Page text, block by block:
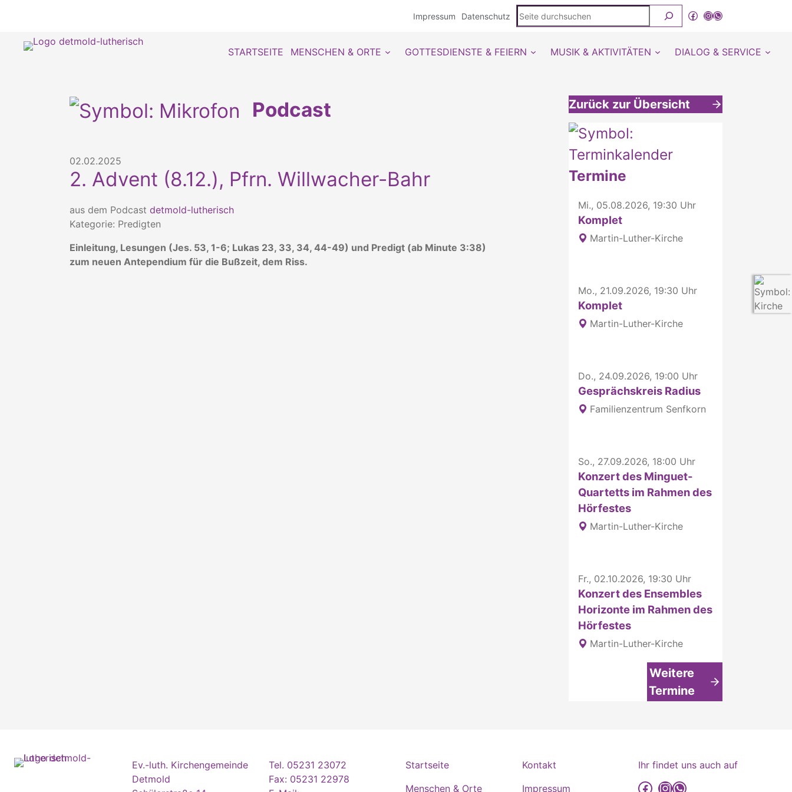
Impressum Datenschutz
Seite
durchsuchen
Facebook
Instagram
WhatsApp Kanal von detmold-lutherisch
STARTSEITE MENSCHEN & ORTE GOTTESDIENSTE & FEIERN MUSIK & AKTIVITÄTEN DIALOG & SERVICE
Podcast
02.02.2025
2. Advent (8.12.), Pfrn. Willwacher-Bahr
aus dem Podcastdetmold-lutherisch
Kategorie: Predigten
Einleitung, Lesungen (Jes. 53, 1-6; Lukas 23, 33, 34, 44-49) und Predigt (ab Minute 3:38)
zum neuen Antependium für die Bußzeit, dem Riss.
Zurück zur Übersicht
Weitere interessante Inhalte
Termine
Mi., 05.08.2026, 19:30 Uhr
Komplet
Martin-Luther-Kirche
Mo., 21.09.2026, 19:30 Uhr
Komplet
Martin-Luther-Kirche
Do., 24.09.2026, 19:00 Uhr
Gesprächskreis Radius
Familienzentrum Senfkorn
So., 27.09.2026, 18:00 Uhr
Konzert des Minguet-
Quartetts im Rahmen des
Hörfestes
Martin-Luther-Kirche
Fr., 02.10.2026, 19:30 Uhr
Konzert des Ensembles
Horizonte im Rahmen des
Hörfestes
Martin-Luther-Kirche
Weitere
Termine
Ev.-luth. Kirchengemeinde
Detmold
Tel. 05231 23072
Fax: 05231 22978
Startseite
Menschen & Orte
Kontakt
Impressum
Ihr findet uns auch auf
detmold-lutherisch auf Facebook
detmold-lutherisch auf Instagram
detmold-lutherisch auf WhatsApp